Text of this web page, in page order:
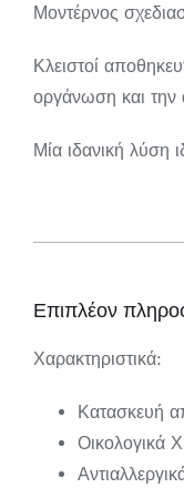
Επιπλέον
Χαρακτηριστικά:
Κατασκευή
Οικολογικά
Μοντέρνος
Κλειστοί
οργάνωση και
Μία ιδανική λύση